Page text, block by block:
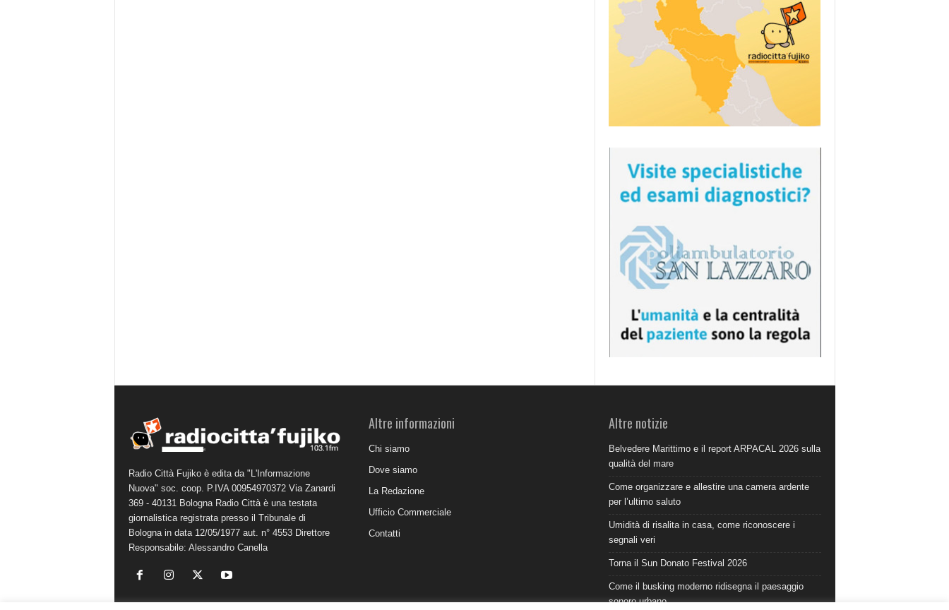
Radio Città Fujiko è edita da "L'Informazione
Nuova" soc. coop. P.IVA 00954970372 Via Zanardi
369 - 40131 Bologna Radio Città è una testata
giornalistica registrata presso il Tribunale di
Bologna in data 12/05/1977 aut. n° 4553 Direttore
Responsabile: Alessandro Canella
Altre informazioni
Chi siamo
Dove siamo
La Redazione
Ufficio Commerciale
Contatti
Altre notizie
Belvedere Marittimo e il report ARPACAL 2026 sulla
qualità del mare
Come organizzare e allestire una camera ardente
per l’ultimo saluto
Umidità di risalita in casa, come riconoscere i
segnali veri
Torna il Sun Donato Festival 2026
Come il busking moderno ridisegna il paesaggio
sonoro urbano